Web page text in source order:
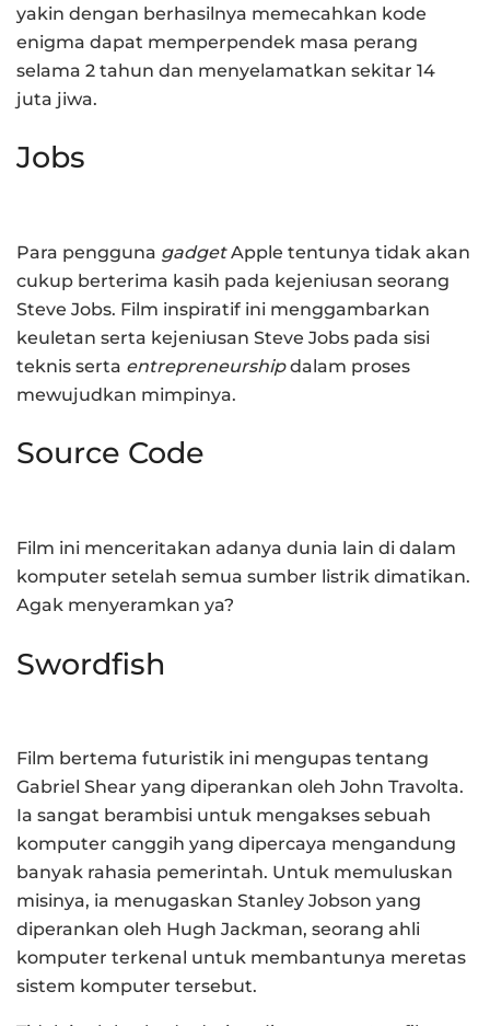
yakin dengan berhasilnya memecahkan kode
enigma dapat memperpendek masa perang
selama 2 tahun dan menyelamatkan sekitar 14
juta jiwa.
Jobs
Para pengguna gadgetApple tentunya tidak akan
cukup berterima kasih pada kejeniusan seorang
Steve Jobs. Film inspiratif ini menggambarkan
keuletan serta kejeniusan Steve Jobs pada sisi
teknis serta entrepreneurshipdalam proses
mewujudkan mimpinya.
Source Code
Film ini menceritakan adanya dunia lain di dalam
komputer setelah semua sumber listrik dimatikan.
Agak menyeramkan ya?
Swordfish
Film bertema futuristik ini mengupas tentang
Gabriel Shear yang diperankan oleh John Travolta.
Ia sangat berambisi untuk mengakses sebuah
komputer canggih yang dipercaya mengandung
banyak rahasia pemerintah. Untuk memuluskan
misinya, ia menugaskan Stanley Jobson yang
diperankan oleh Hugh Jackman, seorang ahli
komputer terkenal untuk membantunya meretas
sistem komputer tersebut.